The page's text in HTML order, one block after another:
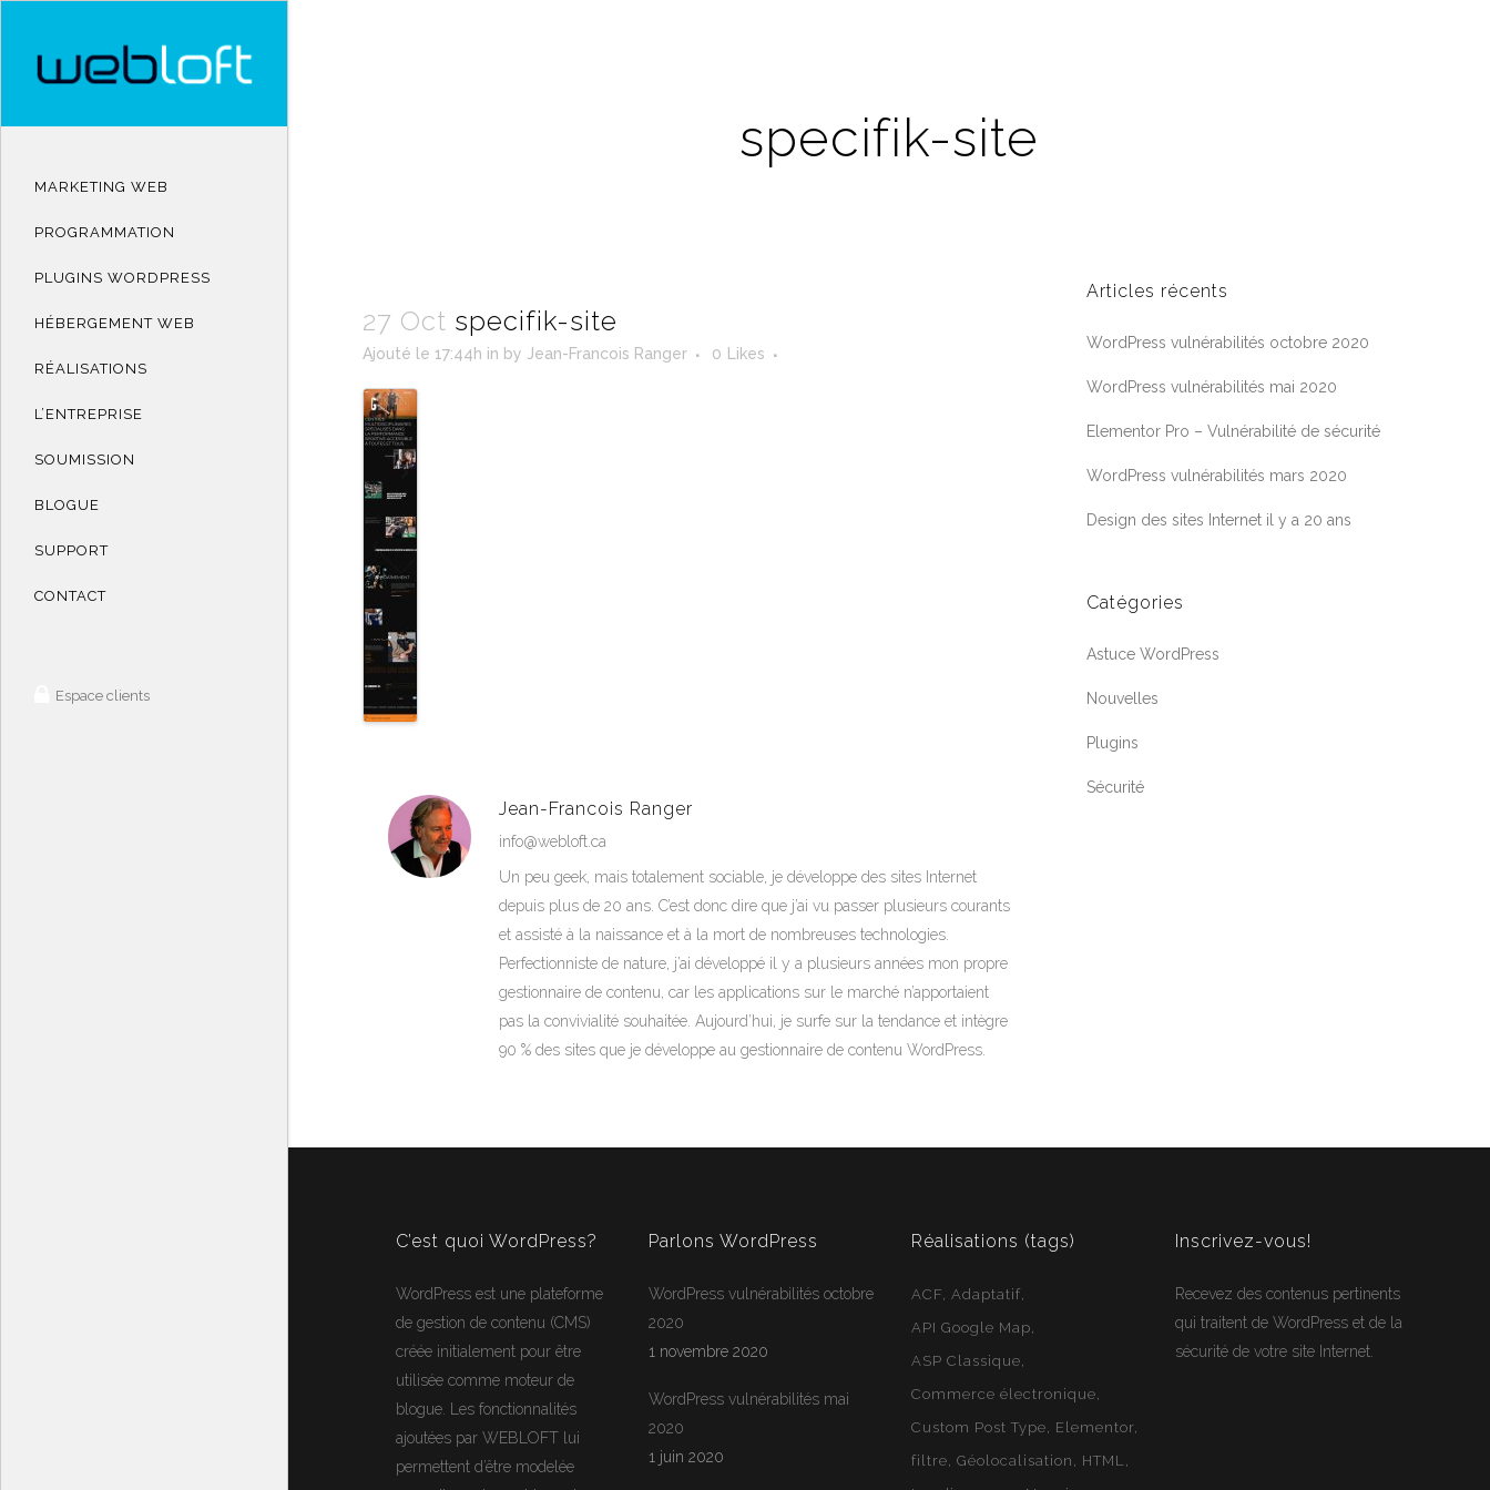
MARKETING WEB
PROGRAMMATION
PLUGINS WORDPRESS
HÉBERGEMENT WEB
RÉALISATIONS
L’ENTREPRISE
SOUMISSION
BLOGUE
SUPPORT
CONTACT
Espace clients
specifik-site
27 Oct specifik-site
Ajouté le 17:44h in by Jean-Francois Ranger 0 Likes
Jean-Francois Ranger
info@webloft.ca
Un peu geek, mais totalement sociable, je développe des sites Internet
depuis plus de 20 ans. C’est donc dire que j’ai vu passer plusieurs courants
et assisté à la naissance et à la mort de nombreuses technologies.
Perfectionniste de nature, j’ai développé il y a plusieurs années mon propre
gestionnaire de contenu, car les applications sur le marché n’apportaient
pas la convivialité souhaitée. Aujourd’hui, je surfe sur la tendance et intègre
90 % des sites que je développe au gestionnaire de contenu WordPress.
Articles récents
WordPress vulnérabilités octobre 2020
WordPress vulnérabilités mai 2020
Elementor Pro – Vulnérabilité de sécurité
WordPress vulnérabilités mars 2020
Design des sites Internet il y a 20 ans
Catégories
Astuce WordPress
Nouvelles
Plugins
Sécurité
C’est quoi WordPress?
WordPress est une plateforme
de gestion de contenu (CMS)
créée initialement pour être
utilisée comme moteur de
blogue. Les fonctionnalités
ajoutées par WEBLOFT lui
permettent d’être modelée
Parlons WordPress
WordPress vulnérabilités octobre
2020
1 novembre 2020
WordPress vulnérabilités mai
2020
1 juin 2020
Réalisations (tags)
ACF Adaptatif
API Google Map
ASP Classique
Commerce électronique
Custom Post Type
Elementor
filtre Géolocalisation
HTML
Inscrivez-vous!
Recevez des contenus pertinents
qui traitent de WordPress et de la
sécurité de votre site Internet.